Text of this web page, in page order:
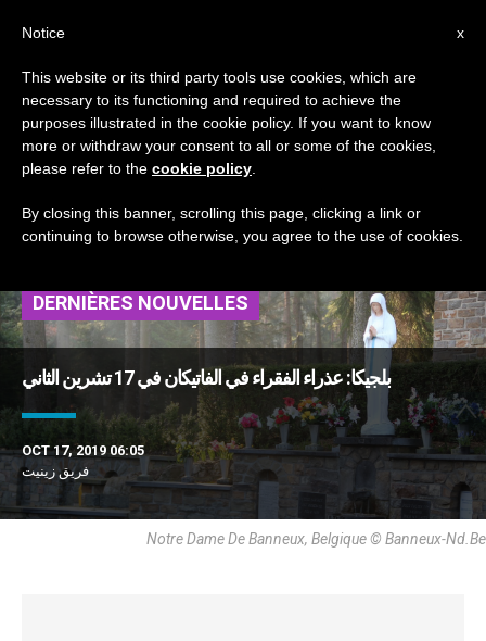
TAG
Posts Tagged ‘عذراء
بانو’
DERNIÈRES NOUVELLES
بلجيكا: عذراء الفقراء في الفاتيكان في 17 تشرين الثاني
OCT 17, 2019 06:05
فريق زينيت
Notre Dame De Banneux, Belgique © Banneux-Nd.be
x
Notice
This website or its third party tools use cookies, which are
necessary to its functioning and required to achieve the
purposes illustrated in the cookie policy. If you want to know
more or withdraw your consent to all or some of the cookies,
please refer to the cookie policy
By closing this banner, scrolling this page, clicking a link or
continuing to browse otherwise, you agree to the use of cookies.